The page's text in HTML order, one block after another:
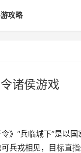
攻略
诸侯游戏
》“兵临城下”是以
兵戎相见，目标直